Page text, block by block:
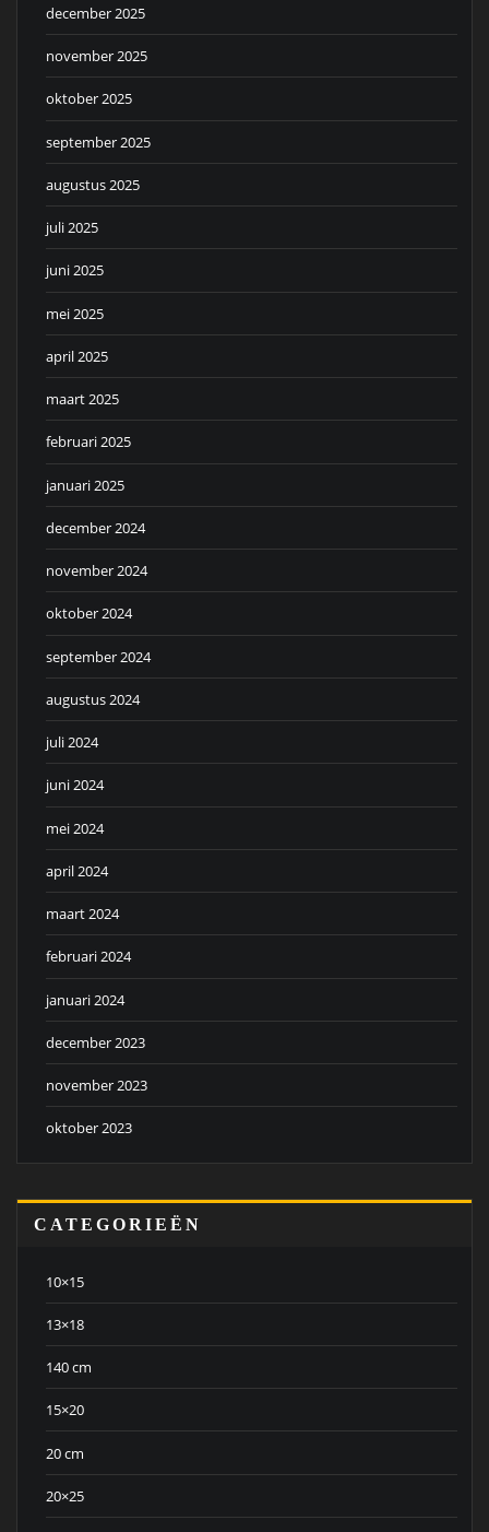
december 2025
november 2025
oktober 2025
september 2025
augustus 2025
juli 2025
juni 2025
mei 2025
april 2025
maart 2025
februari 2025
januari 2025
december 2024
november 2024
oktober 2024
september 2024
augustus 2024
juli 2024
juni 2024
mei 2024
april 2024
maart 2024
februari 2024
januari 2024
december 2023
november 2023
oktober 2023
CATEGORIEËN
10×15
13×18
140 cm
15×20
20 cm
20×25